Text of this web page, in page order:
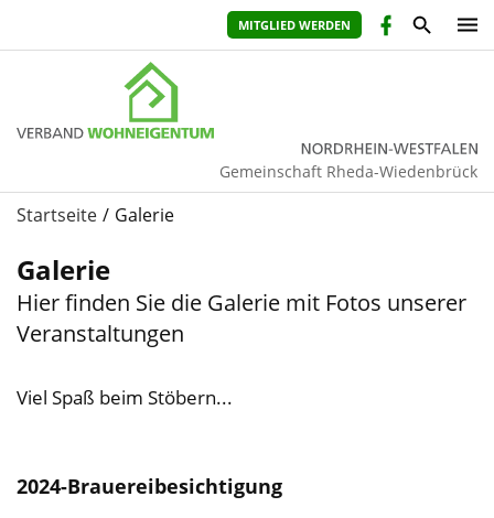
MITGLIED WERDEN
Gemeinschaft Rheda-Wiedenbrück
Startseite Galerie
Galerie
Hier finden Sie die Galerie mit Fotos unserer
Veranstaltungen
Viel Spaß beim Stöbern...
2024-Brauereibesichtigung